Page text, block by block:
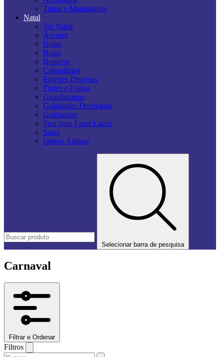
Tintas e Maquiagens
Natal
Ver Natal
Árvores
Bolas
Botas
Bonecos
Calendários
Enfeites Diversos
Flores e Folhas
Guardanapos
Guirlandas Decoradas
Guirlandas
Tear para Fazer Laços
Saias
Outros Artigos
Selecionar barra de pesquisa
Carnaval
Filtrar e Ordenar
Filtros